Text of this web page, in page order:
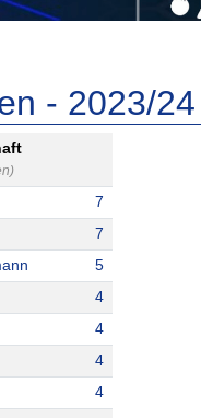
- 2023/24
7
7
5
4
4
4
4